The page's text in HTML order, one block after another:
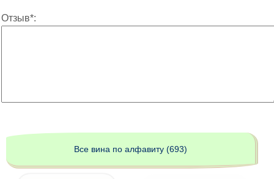
Отзыв*:
Все вина по алфавиту (693)